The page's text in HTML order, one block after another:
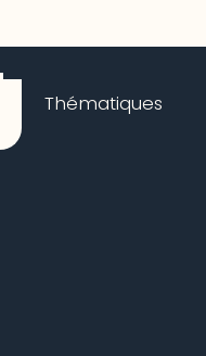
Thématiques